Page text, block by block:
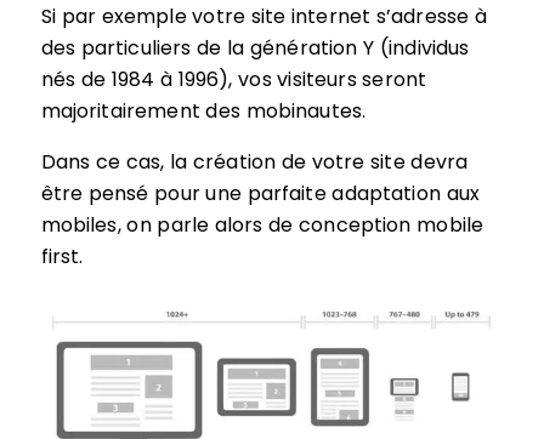
Si par exemple votre site internet s’adresse à
des particuliers de la génération Y (individus
nés de 1984 à 1996), vos visiteurs seront
majoritairement des mobinautes.
Dans ce cas, la création de votre site devra
être pensé pour une parfaite adaptation aux
mobiles, on parle alors de conception mobile
first.